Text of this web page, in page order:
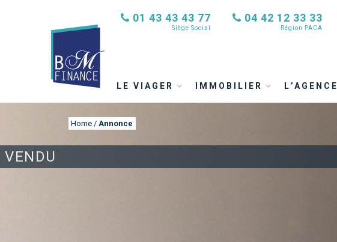
01 43 43 43 77
Siège Social
04 42 12 33 33
Région PACA
LE VIAGER IMMOBILIER L’AGENCE
VENDU
Home / Annonce